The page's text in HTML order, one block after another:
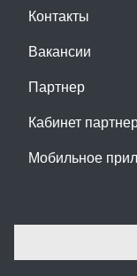
Контакты
Вакансии
Партнер
Кабинет
Мобильное